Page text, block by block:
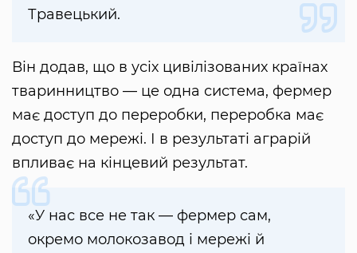
Травецький.
Він додав, що в усіх цивілізованих країнах
тваринництво — це одна система, фермер
має доступ до переробки, переробка має
доступ до мережі. І в результаті аграрій
впливає на кінцевий результат.
«У нас все не так — фермер сам,
окремо молокозавод і мережі й